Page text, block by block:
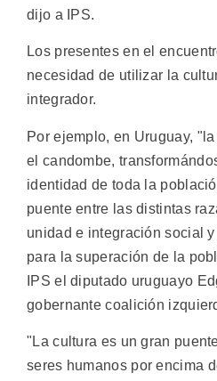
dijo a IPS.
Los presentes en el
necesidad de utilizar la
integrador.
Por ejemplo, en Uruguay,
el candombe,
identidad de toda la
puente entre las distintas
unidad e integración social
para la superación de la
IPS el diputado uruguayo
gobernante coalición
"La cultura es un gran
seres humanos por encima